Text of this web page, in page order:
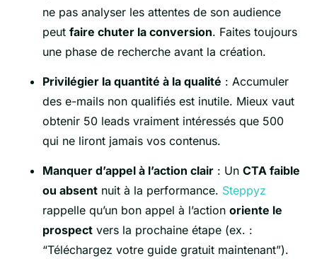
ne pas analyser les attentes de son audience
peut faire chuter la conversion. Faites toujours
une phase de recherche avant la création.
Privilégier la quantité à la qualité : Accumuler
des e-mails non qualifiés est inutile. Mieux vaut
obtenir 50 leads vraiment intéressés que 500
qui ne liront jamais vos contenus.
Manquer d’appel à l’action clair : Un CTA faible
ou absent nuit à la performance. Steppyz
rappelle qu’un bon appel à l’action oriente le
prospect vers la prochaine étape (ex. :
“Téléchargez votre guide gratuit maintenant”).